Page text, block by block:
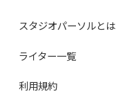
スタジオパーソルとは
ライター一覧
利用規約